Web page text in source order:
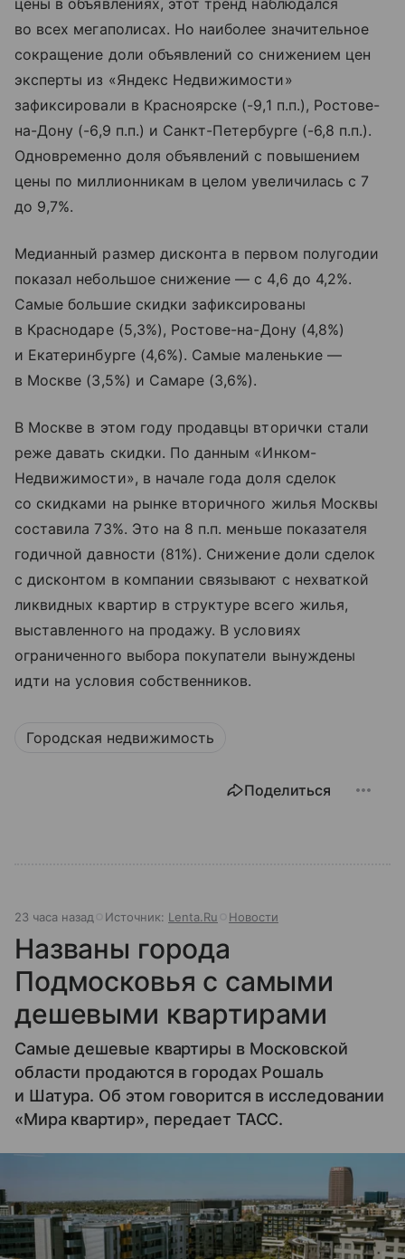
цены в объявлениях, этот тренд наблюдался
во всех мегаполисах. Но наиболее значительное
сокращение доли объявлений со снижением цен
эксперты из «Яндекс Недвижимости»
зафиксировали в Красноярске (-9,1 п.п.), Ростове-
на-Дону (-6,9 п.п.) и Санкт-Петербурге (-6,8 п.п.).
Одновременно доля объявлений с повышением
цены по миллионникам в целом увеличилась с 7
до 9,7%.
Медианный размер дисконта в первом полугодии
показал небольшое снижение — с 4,6 до 4,2%.
Самые большие скидки зафиксированы
в Краснодаре (5,3%), Ростове-на-Дону (4,8%)
и Екатеринбурге (4,6%). Самые маленькие —
в Москве (3,5%) и Самаре (3,6%).
В Москве в этом году продавцы вторички стали
реже давать скидки. По данным «Инком-
Недвижимости», в начале года доля сделок
со скидками на рынке вторичного жилья Москвы
составила 73%. Это на 8 п.п. меньше показателя
годичной давности (81%). Снижение доли сделок
с дисконтом в компании связывают с нехваткой
ликвидных квартир в структуре всего жилья,
выставленного на продажу. В условиях
ограниченного выбора покупатели вынуждены
идти на условия собственников.
Городская недвижимость
Поделиться
23 часа назад Источник: Lenta.Ru Новости
Названы города
Подмосковья с самыми
дешевыми квартирами
Самые дешевые квартиры в Московской
области продаются в городах Рошаль
и Шатура. Об этом говорится в исследовании
«Мира квартир», передает ТАСС.